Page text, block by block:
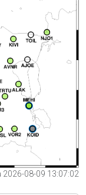
08-09 13:07:02